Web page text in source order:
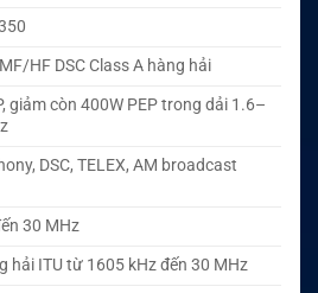
HF DSC Class A hàng hải
giảm còn 400W PEP trong dải 1.6–
DSC, TELEX, AM broadcast
30 MHz
hải ITU từ 1605 kHz đến 30 MHz